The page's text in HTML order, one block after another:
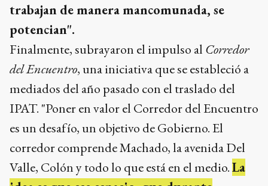
trabajan de manera mancomunada, se
potencian".
Finalmente, subrayaron el impulso al Corredor
del Encuentro, una iniciativa que se estableció a
mediados del año pasado con el traslado del
IPAT. "Poner en valor el Corredor del Encuentro
es un desafío, un objetivo de Gobierno. El
corredor comprende Machado, la avenida Del
Valle, Colón y todo lo que está en el medio.La